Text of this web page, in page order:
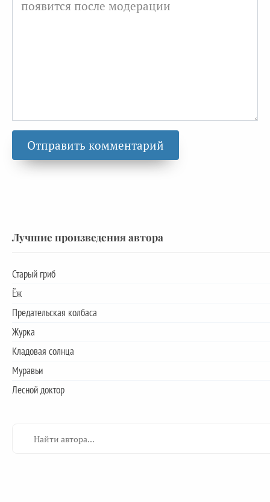
Лучшие произведения автора
Старый гриб
Ёж
Предательская колбаса
Журка
Кладовая солнца
Муравьи
Лесной доктор